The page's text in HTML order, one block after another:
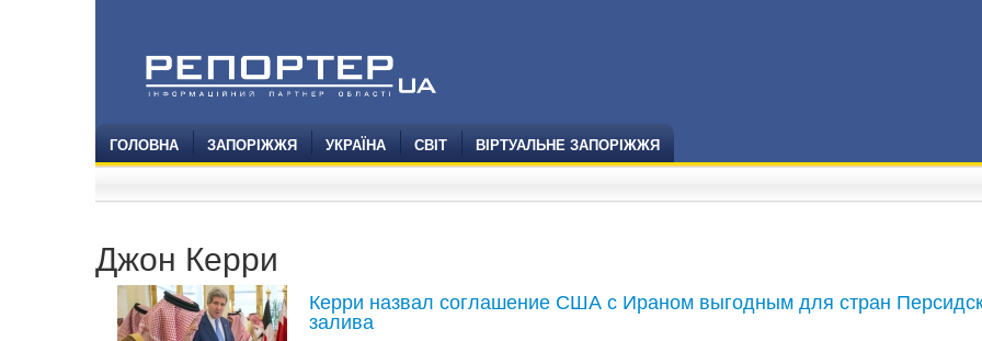
ГОЛОВНА ЗАПОРІЖЖЯ УКРАЇНА СВІТ ВІРТУАЛЬНЕ ЗАПОРІЖЖЯ
Джон Керри
Керри назвал соглашение США с Ираном выгодным для стран
залива